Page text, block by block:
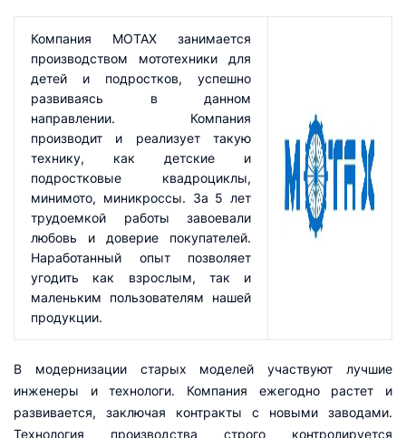
Компания MOTAX занимается
производством мототехники для
детей и подростков, успешно
развиваясь в данном
направлении. Компания
производит и реализует такую
технику, как детские и
подростковые квадроциклы,
минимото, миникроссы. За 5 лет
трудоемкой работы завоевали
любовь и доверие покупателей.
Наработанный опыт позволяет
угодить как взрослым, так и
маленьким пользователям нашей
продукции.
В модернизации старых моделей участвуют лучшие
инженеры и технологи. Компания ежегодно растет и
развивается, заключая контракты с новыми заводами.
Технология производства строго контролируется